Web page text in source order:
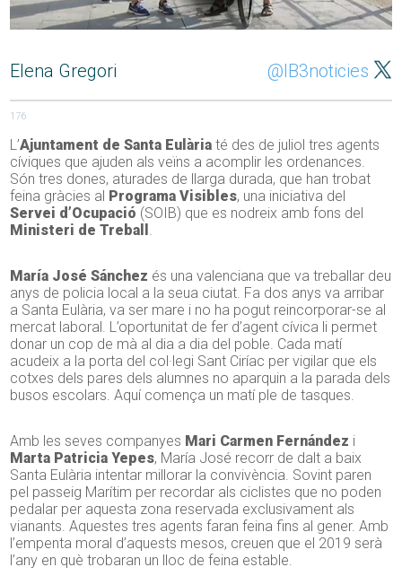
Elena Gregori @IB3noticies
176
L’Ajuntament de Santa Eulària té des de juliol tres agents
cíviques que ajuden als veïns a acomplir les ordenances.
Són tres dones, aturades de llarga durada, que han trobat
feina gràcies al Programa Visibles, una iniciativa del
Servei d’Ocupació (SOIB) que es nodreix amb fons del
Ministeri de Treball .
María José Sánchez és una valenciana que va treballar deu
anys de policia local a la seua ciutat. Fa dos anys va arribar
a Santa Eulària, va ser mare i no ha pogut reincorporar-se al
mercat laboral. L’oportunitat de fer d’agent cívica li permet
donar un cop de mà al dia a dia del poble. Cada matí
acudeix a la porta del col·legi Sant Ciríac per vigilar que els
cotxes dels pares dels alumnes no aparquin a la parada dels
busos escolars. Aquí comença un matí ple de tasques.
Amb les seves companyes Mari Carmen Fernández i
Marta Patricia Yepes, María José recorr de dalt a baix
Santa Eulària intentar millorar la convivència. Sovint paren
pel passeig Marítim per recordar als ciclistes que no poden
pedalar per aquesta zona reservada exclusivament als
vianants. Aquestes tres agents faran feina fins al gener. Amb
l’empenta moral d’aquests mesos, creuen que el 2019 serà
l’any en què trobaran un lloc de feina estable.